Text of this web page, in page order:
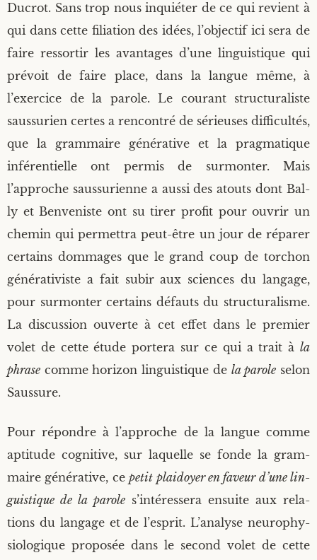
Ducrot. Sans trop nous inquié­ter de ce qui revient à
qui dans cette filia­tion des idées, l’objectif ici sera de
faire res­sor­tir les avan­tages d’une lin­guis­tique qui
pré­voit de faire place, dans la langue même, à
l’exercice de la parole. Le cou­rant struc­tu­ra­liste
saus­su­rien certes a ren­con­tré de sérieuses dif­fi­cul­tés,
que la gram­maire géné­ra­tive et la prag­ma­tique
infé­ren­tielle ont per­mis de sur­mon­ter. Mais
l’approche saus­su­rienne a aus­si des atouts dont Bal­
ly et Ben­ve­niste ont su tirer pro­fit pour ouvrir un
che­min qui per­met­tra peut-être un jour de répa­rer
cer­tains dom­mages que le grand coup de tor­chon
géné­ra­ti­viste a fait subir aux sciences du lan­gage,
pour sur­mon­ter cer­tains défauts du struc­tu­ra­lisme.
La dis­cus­sion ouverte à cet effet dans le pre­mier
volet de cette étude por­te­ra sur ce qui a trait à la
phrase comme hori­zon lin­guis­tique de la parole selon
Saussure.
Pour répondre à l’approche de la langue comme
apti­tude cog­ni­tive, sur laquelle se fonde la gram­
maire géné­ra­tive, cepetit plai­doyer en faveur d’une lin­
guis­tique de la parole s’intéressera ensuite aux rela­
tions du lan­gage et de l’esprit. L’analyse neu­ro­phy­
sio­lo­gique pro­po­sée dans le second volet de cette